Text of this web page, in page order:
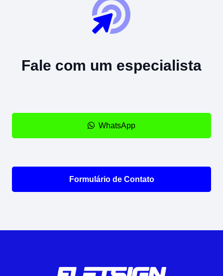
Fale com um especialista
WhatsApp
Formulário de Contato